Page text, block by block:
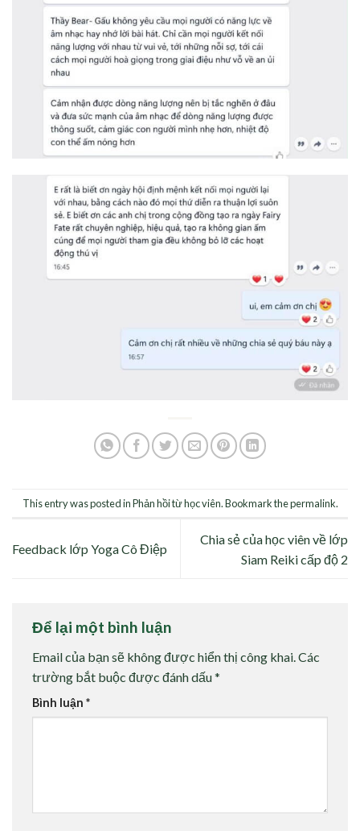
This entry was posted inPhản hồi từ học viên. Bookmark thepermalink.
Feedback lớp Yoga Cô Điệp
Chia sẻ của học viên về lớp
Siam Reiki cấp độ 2
Để lại một bình luận
Email của bạn sẽ không được hiển thị công khai.Các
trường bắt buộc được đánh dấu*
Bình luận *